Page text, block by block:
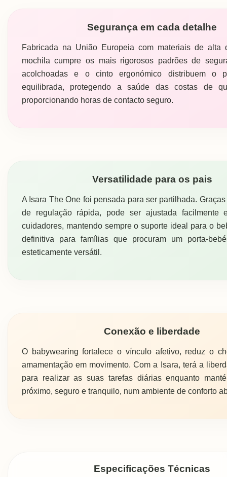
Segurança em cada detalhe
Fabricada na União Europeia com materiais de alta
mochila cumpre os mais rigorosos padrões de
acolchoadas e o cinto ergonómico distribuem o
equilibrada, protegendo a saúde das costas de
proporcionando horas de contacto seguro.
Versatilidade para os pais
A Isara The One foi pensada para ser partilhada.
de regulação rápida, pode ser ajustada facilmente
cuidadores, mantendo sempre o suporte ideal para o
definitiva para famílias que procuram um porta-
esteticamente versátil.
Conexão e liberdade
O babywearing fortalece o vínculo afetivo, reduz o
amamentação em movimento. Com a Isara, terá a
para realizar as suas tarefas diárias enquanto
próximo, seguro e tranquilo, num ambiente de conforto
Especificações Técnicas